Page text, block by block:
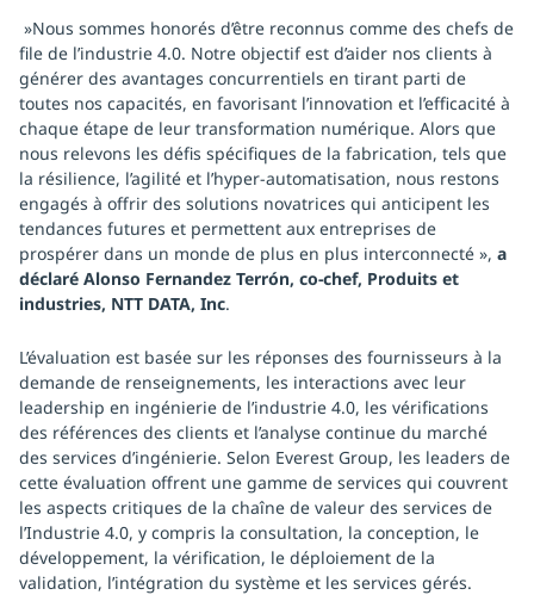
»Nous sommes honorés d’être reconnus comme des chefs de
file de l’industrie 4.0. Notre objectif est d’aider nos clients à
générer des avantages concurrentiels en tirant parti de
toutes nos capacités, en favorisant l’innovation et l’efficacité à
chaque étape de leur transformation numérique. Alors que
nous relevons les défis spécifiques de la fabrication, tels que
la résilience, l’agilité et l’hyper-automatisation, nous restons
engagés à offrir des solutions novatrices qui anticipent les
tendances futures et permettent aux entreprises de
prospérer dans un monde de plus en plus interconnecté », a
déclaré Alonso Fernandez Terrón, co-chef, Produits et
industries, NTT DATA, Inc.
L’évaluation est basée sur les réponses des fournisseurs à la
demande de renseignements, les interactions avec leur
leadership en ingénierie de l’industrie 4.0, les vérifications
des références des clients et l’analyse continue du marché
des services d’ingénierie. Selon Everest Group, les leaders de
cette évaluation offrent une gamme de services qui couvrent
les aspects critiques de la chaîne de valeur des services de
l’Industrie 4.0, y compris la consultation, la conception, le
développement, la vérification, le déploiement de la
validation, l’intégration du système et les services gérés.